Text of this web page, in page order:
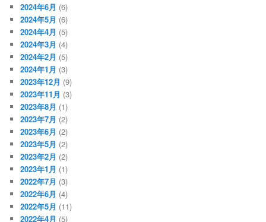
2024年6月 (6)
2024年5月 (6)
2024年4月 (5)
2024年3月 (4)
2024年2月 (5)
2024年1月 (3)
2023年12月 (9)
2023年11月 (3)
2023年8月 (1)
2023年7月 (2)
2023年6月 (2)
2023年5月 (2)
2023年2月 (2)
2023年1月 (1)
2022年7月 (3)
2022年6月 (4)
2022年5月 (11)
2022年4月 (5)